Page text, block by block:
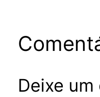
Deixe